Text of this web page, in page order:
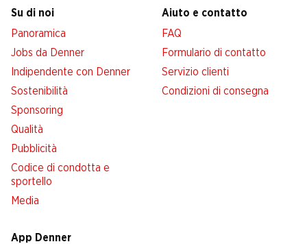
Su di noi
Panoramica
Jobs da Denner
Indipendente con Denner
Sostenibilità
Sponsoring
Qualità
Pubblicità
Codice di condotta e
sportello
Media
Aiuto e contatto
FAQ
Formulario di contatto
Servizio clienti
Condizioni di consegna
App Denner